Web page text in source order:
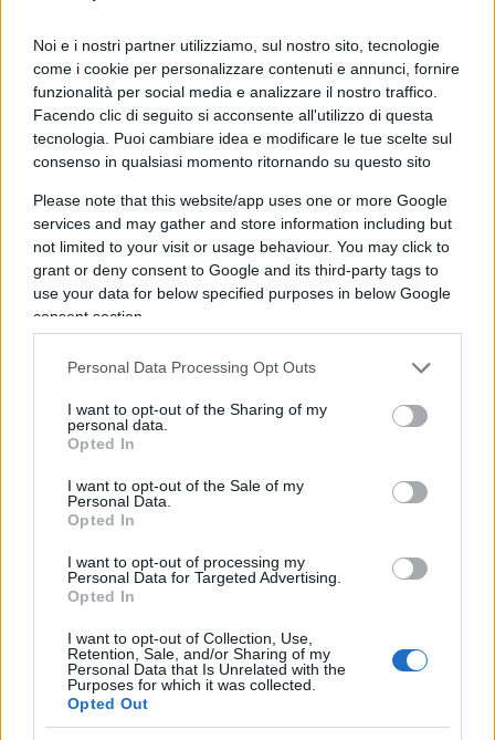
Noi e i nostri partner utilizziamo, sul nostro sito, tecnologie
come i cookie per personalizzare contenuti e annunci, fornire
funzionalità per social media e analizzare il nostro traffico.
Facendo clic di seguito si acconsente all'utilizzo di questa
tecnologia. Puoi cambiare idea e modificare le tue scelte sul
consenso in qualsiasi momento ritornando su questo sito
Please note that this website/app uses one or more Google
services and may gather and store information including but
not limited to your visit or usage behaviour. You may click to
grant or deny consent to Google and its third-party tags to
use your data for below specified purposes in below Google
consent section.
Personal Data Processing Opt Outs
I want to opt-out of the Sharing of my
personal data.
Opted In
I want to opt-out of the Sale of my
Personal Data.
Opted In
I want to opt-out of processing my
Personal Data for Targeted Advertising.
Opted In
I want to opt-out of Collection, Use,
Retention, Sale, and/or Sharing of my
Personal Data that Is Unrelated with the
Purposes for which it was collected.
Opted Out
A rallentare non è solo il turismo Italiano ma
anche quello straniero, soprattutto a causa del
Federalberghi sostengono che ad esseresempre
meno sono le prenotazioni e i viaggi intrapresi
da parte dell’Europa Orientale e quella del
baltico oltre che da parte della Russia, la Cina,
la Corea, Il Giappone e gli Stati Uniti.
sostenendo che si avrà un leggero recupero della
domanda estera, con
pernottamenti stimati (il 26% del totale), per
lo più richiesti da europei e britannici. Il numero è
registrato a Pasqua 2019 (6,1 milioni) ma è
sicuramente maggiore degli zeri registrati durante
gli anni di pandemia.